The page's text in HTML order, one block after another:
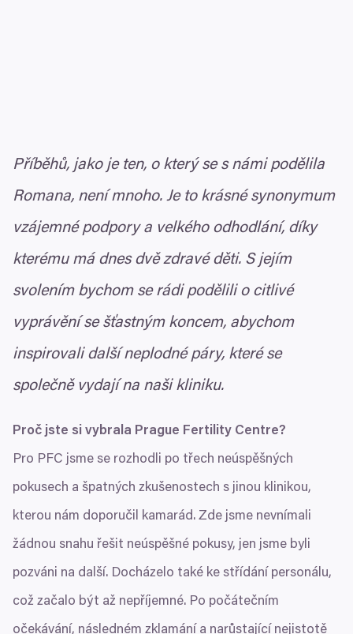
Příběhů, jako je ten, o který se s námi podělila
Romana, není mnoho. Je to krásné synonymum
vzájemné podpory a velkého odhodlání, díky
kterému má dnes dvě zdravé děti. S jejím
svolením bychom se rádi podělili o citlivé
vyprávění se šťastným koncem, abychom
inspirovali další neplodné páry, které se
společně vydají na naši kliniku.
Proč jste si vybrala Prague Fertility Centre?
Pro PFC jsme se rozhodli po třech neúspěšných
pokusech a špatných zkušenostech s jinou klinikou,
kterou nám doporučil kamarád. Zde jsme nevnímali
žádnou snahu řešit neúspěšné pokusy, jen jsme byli
pozváni na další. Docházelo také ke střídání personálu,
což začalo být až nepříjemné. Po počátečním
očekávání, následném zklamání a narůstající nejistotě